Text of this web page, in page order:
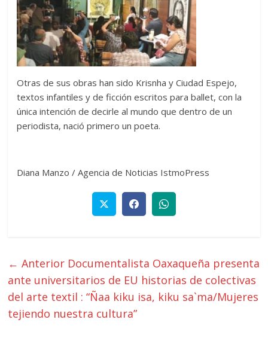
Otras de sus obras han sido Krisnha y Ciudad Espejo,
textos infantiles y de ficción escritos para ballet, con la
única intención de decirle al mundo que dentro de un
periodista, nació primero un poeta.
Diana Manzo / Agencia de Noticias IstmoPress
← Anterior Documentalista Oaxaqueña presenta
ante universitarios de EU historias de colectivas
del arte textil : “Ñaa kiku isa, kiku sa`ma/Mujeres
tejiendo nuestra cultura”